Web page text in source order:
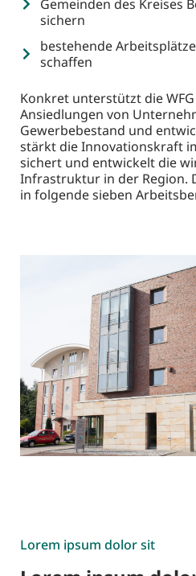
bestehende Arbeitsplätze
schaffen
Konkret unterstützt die
Gewerbebestand und
stärkt die Innovationskraft
sichert und entwickelt die
Infrastruktur in der Region.
in folgende sieben
Lorem ipsum dolor